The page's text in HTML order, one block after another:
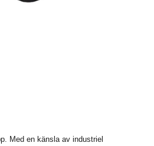
Med en känsla av industriel